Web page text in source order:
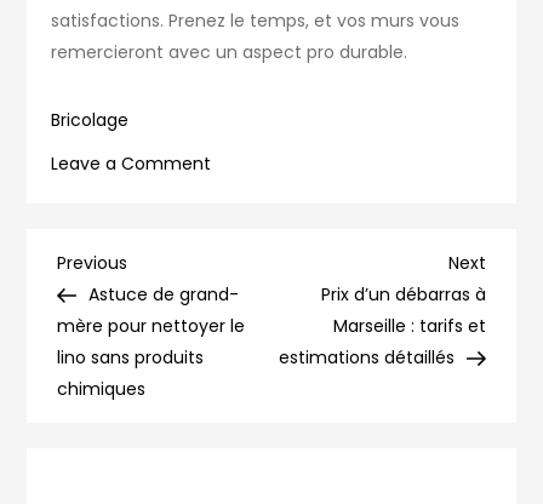
satisfactions. Prenez le temps, et vos murs vous
remercieront avec un aspect pro durable.
Bricolage
Leave a Comment
après
peinture
Navigation
de
l’article
Previous
Post
Previous
Astuce de grand-
mère pour nettoyer le
lino sans produits
chimiques
Next
Post
Next
Prix d’un débarras à
Marseille : tarifs et
estimations détaillés